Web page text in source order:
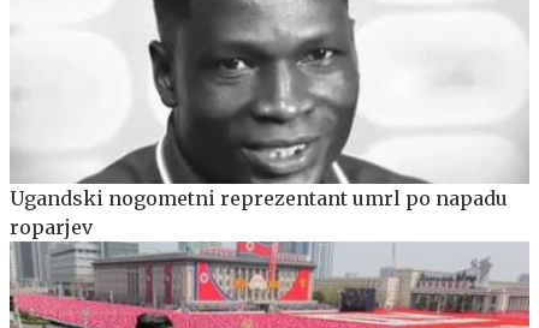
Ugandski nogometni reprezentant umrl po napadu
roparjev